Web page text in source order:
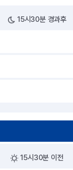
15시30분 경과후
15시30분 이전